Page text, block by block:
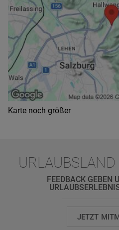
Karte noch größer
FEEDBACK GEBEN
JETZT